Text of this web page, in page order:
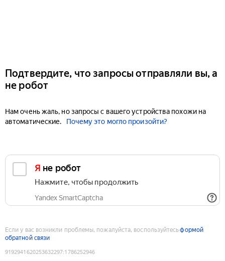
Подтвердите, что запросы отправляли вы, а
не робот
Нам очень жаль, но запросы с вашего устройства похожи на
автоматические.
Почему это могло произойти?
Я не робот
Нажмите, чтобы продолжить
Yandex SmartCaptcha
Если у вас возникли проблемы, пожалуйста, воспользуйтесьформой
обратной связи
9192941620253632297:1786252946